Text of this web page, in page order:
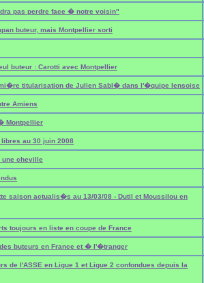
pas perdre face � notre voisin"
buteur, mais Montpellier sorti
buteur : Carotti avec Montpellier
titularisation de Julien Sabl� dans l'�quipe lensoise
Amiens
Montpellier
au 30 juin 2008
cheville
saison actualis�s au 13/03/08 - Dutil et Moussilou en
toujours en liste en coupe de France
buteurs en France et � l'�tranger
de l'ASSE en Ligue 1 et Ligue 2 confondues depuis la